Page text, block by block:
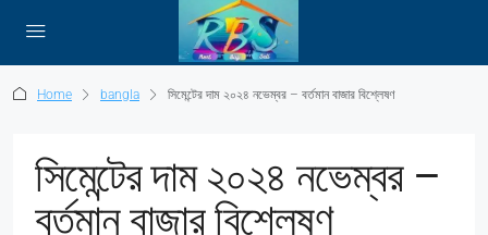
Home bangla সিমেন্টের দাম ২০২৪ নভেম্বর – বর্তমান বাজার বিশ্লেষণ
সিমেন্টের দাম ২০২৪ নভেম্বর –
বর্তমান বাজার বিশ্লেষণ